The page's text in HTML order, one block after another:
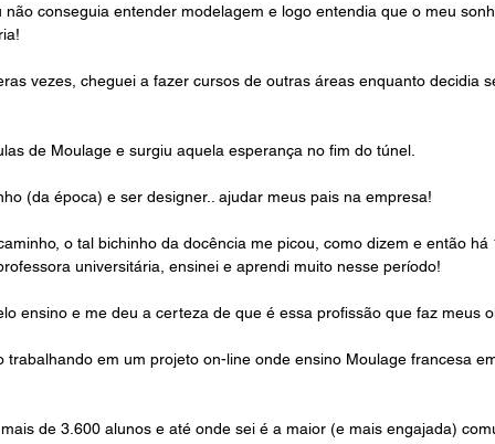
não conseguia entender modelagem e logo entendia que o meu
vezes, cheguei a fazer cursos de outras áreas enquanto decidia
de Moulage e surgiu aquela esperança no fim do túnel.
(da época) e ser designer.. ajudar meus pais na empresa!
o tal bichinho da docência me picou, como dizem e então
universitária, ensinei e aprendi muito nesse período!
ensino e me deu a certeza de que é essa profissão que faz meus
trabalhando em um projeto on-line onde ensino Moulage francesa
de 3.600 alunos e até onde sei é a maior (e mais engajada)